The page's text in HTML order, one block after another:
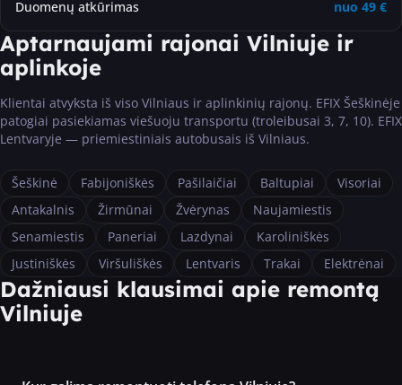
Duomenų atkūrimas nuo 49 €
Aptarnaujami rajonai Vilniuje ir
aplinkoje
Klientai atvyksta iš viso Vilniaus ir aplinkinių rajonų. EFIX Šeškinėje
patogiai pasiekiamas viešuoju transportu (troleibusai 3, 7, 10). EFIX
Lentvaryje — priemiestiniais autobusais iš Vilniaus.
Šeškinė Fabijoniškės Pašilaičiai Baltupiai
Visoriai
Antakalnis
Žirmūnai Žvėrynas
Naujamiestis
Senamiestis
Paneriai Lazdynai
Karoliniškės
Justiniškės
Viršuliškės Lentvaris Trakai Elektrėnai
Dažniausi klausimai apie remontą
Vilniuje